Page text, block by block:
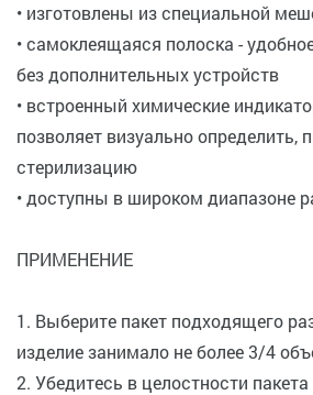
• изготовлены из специальной
• самоклеящаяся полоска -
без дополнительных устройств
• встроенный химические
позволяет визуально определить,
стерилизацию
• доступны в широком диапазоне
ПРИМЕНЕНИЕ
1. Выберите пакет подходящего
изделие занимало не более 3/4
2. Убедитесь в целостности пакета